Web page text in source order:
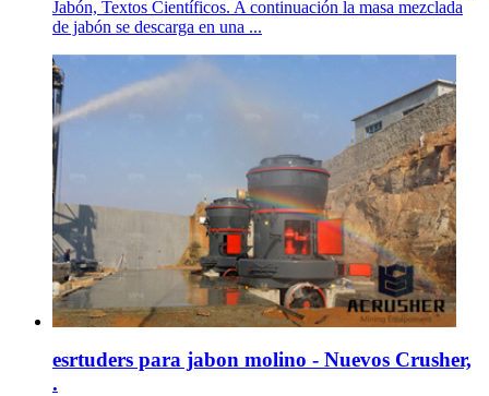
Jabón, Textos Científicos. A continuación la masa mezclada
de jabón se descarga en una ...
esrtuders para jabon molino - Nuevos Crusher,
.